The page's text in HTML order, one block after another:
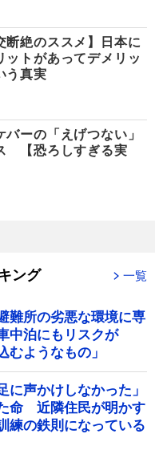
断絶のススメ】日本に
ットがあってデメリッ
う真実
バーの「えげつない」
【恐ろしすぎる実
ング 一覧
難所の劣悪な環境に専
中泊にもリスクが
むようなもの」
に声かけしなかった」
命 近隣住民が明かす
練の鉄則になっている